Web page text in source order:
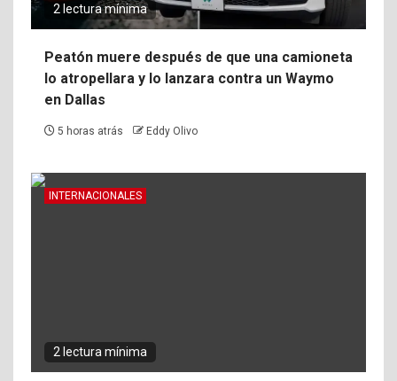
2 lectura mínima
Peatón muere después de que una camioneta
lo atropellara y lo lanzara contra un Waymo
en Dallas
5 horas atrás Eddy Olivo
INTERNACIONALES
2 lectura mínima